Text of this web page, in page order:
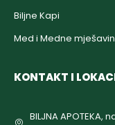
Biljne Kapi
Med i Medne
KONTAKT I
BILJNA APOTEKA,